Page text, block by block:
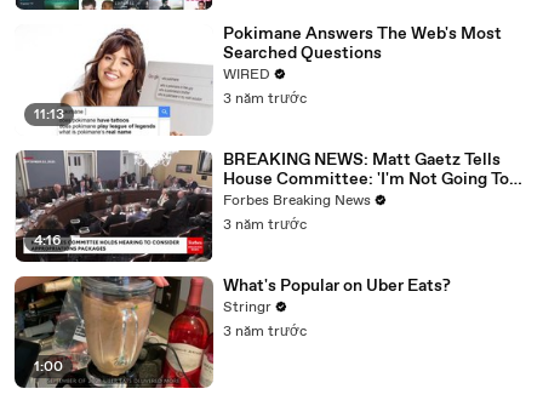
11:13
Pokimane Answers The Web's Most
Searched Questions
WIRED
3 năm trước
4:16
BREAKING NEWS: Matt Gaetz Tells
House Committee: 'I'm Not Going To
Vote For A Continuing Resolution'
Forbes Breaking News
3 năm trước
1:00
What's Popular on Uber Eats?
Stringr
3 năm trước